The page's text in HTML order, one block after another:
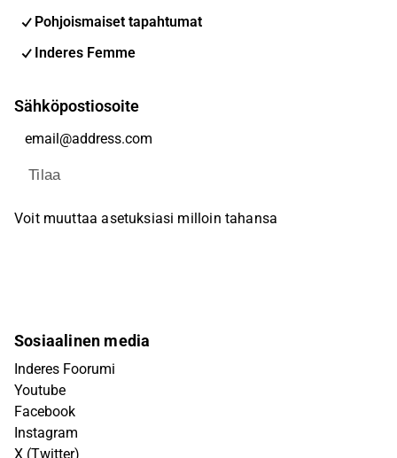
Pohjoismaiset tapahtumat
Inderes Femme
Sähköpostiosoite
Tilaa
Voit muuttaa asetuksiasi milloin tahansa
Sosiaalinen media
Inderes Foorumi
Youtube
Facebook
Instagram
X (Twitter)